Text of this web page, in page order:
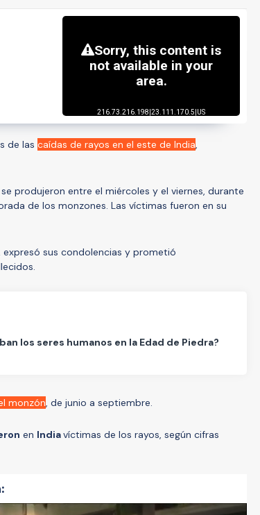
de las caídas de rayos en el este de India,
se produjeron entre el miércoles y el viernes, durante
de los monzones. Las víctimas fueron en su
expresó sus condolencias y prometió
los seres humanos en la Edad de Piedra?
monzón, de junio a septiembre.
en Indiavíctimas de los rayos, según cifras